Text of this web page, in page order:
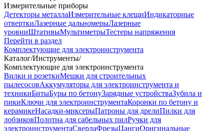
Измерительные приборы
Детекторы металлаИзмерительные клещиИндикаторные
отверткиЛазерные дальномерыЛазерные
уровниШтативыМультиметрыТестеры напряжения
Перейти в раздел
Комплектующие для электроинструмента
Каталог/Инструменты/
Комплектующие для электроинструмента
Вилки и розеткиМешки для строительных
пылесосовАккумуляторы для электроинструмента и
техникиБитыБуры по бетонуЗарядные устройстваЗубила и
пикиКлючи для электроинструментаКоронки по бетону и
керамикеНасадки-миксерыПатроны для дрелиПилки для
лобзиковПолотна для сабельных пилРучки для
электроинструментаСверлаФрезыЦангиОригинальные